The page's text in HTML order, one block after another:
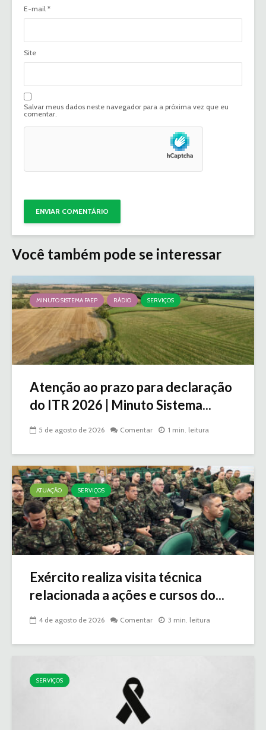
E-mail *
Site
Salvar meus dados neste navegador para a próxima vez que eu
comentar.
Você também pode se interessar
MINUTO SISTEMA FAEP RÁDIO SERVIÇOS
Atenção ao prazo para declaração
do ITR 2026 | Minuto Sistema...
5 de agosto de 2026 Comentar 1 min. leitura
ATUAÇÃO SERVIÇOS
Exército realiza visita técnica
relacionada a ações e cursos do...
4 de agosto de 2026 Comentar 3 min. leitura
SERVIÇOS